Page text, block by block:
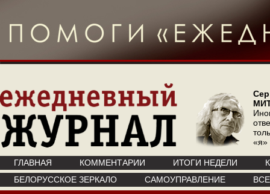
«я»
ГЛАВНАЯ КОММЕНТАРИИ ИТОГИ НЕДЕЛИ
БЕЛОРУССКОЕ ЗЕРКАЛО
САМОУПРАВЛЕНИЕ